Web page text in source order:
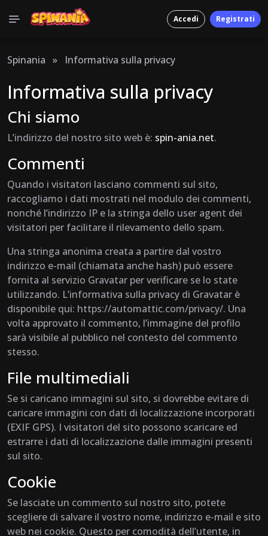
Accedi Registrati
Spinania » Informativa sulla privacy
Informativa sulla privacy
Chi siamo
L’indirizzo del nostro sito web è: spin-ania.net.
Commenti
Quando i visitatori lasciano commenti sul sito,
raccogliamo i dati mostrati nel modulo dei commenti,
nonché l’indirizzo IP e la stringa dello user agent dei
visitatori per facilitare il rilevamento dello spam.
Una stringa anonima creata a partire dal vostro
indirizzo e-mail (chiamata anche hash) può essere
fornita al servizio Gravatar per verificare se lo state
utilizzando. L’informativa sulla privacy di Gravatar è
disponibile qui: https://automattic.com/privacy/. Una
volta approvato il commento, l’immagine del profilo
sarà visibile al pubblico nel contesto del commento
stesso.
File multimediali
Se si caricano immagini sul sito, si dovrebbe evitare di
caricare immagini con dati di localizzazione incorporati
(EXIF GPS). I visitatori del sito possono scaricare ed
estrarre i dati di localizzazione dalle immagini presenti
sul sito.
Cookie
Se lasciate un commento sul nostro sito, potete
scegliere di salvare il vostro nome, indirizzo e-mail e sito
web nei cookie. Questo per comodità dell’utente, in